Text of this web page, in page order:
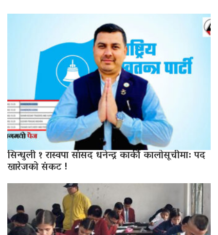
सिन्धुली १ रास्वपा सांसद धनेन्द्र कार्की कालोसूचीमा: पद
खारेजको संकट !